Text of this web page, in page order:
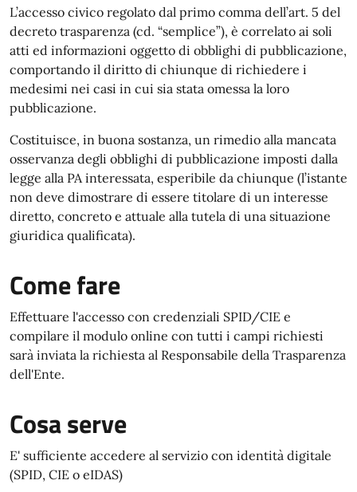
L’accesso civico regolato dal primo comma dell’art. 5 del
decreto trasparenza (cd. “semplice”), è correlato ai soli
atti ed informazioni oggetto di obblighi di pubblicazione,
comportando il diritto di chiunque di richiedere i
medesimi nei casi in cui sia stata omessa la loro
pubblicazione.
Costituisce, in buona sostanza, un rimedio alla mancata
osservanza degli obblighi di pubblicazione imposti dalla
legge alla PA interessata, esperibile da chiunque (l’istante
non deve dimostrare di essere titolare di un interesse
diretto, concreto e attuale alla tutela di una situazione
giuridica qualificata).
Come fare
Effettuare l'accesso con credenziali SPID/CIE e
compilare il modulo online con tutti i campi richiesti
sarà inviata la richiesta al Responsabile della Trasparenza
dell'Ente.
Cosa serve
E' sufficiente accedere al servizio con identità digitale
(SPID, CIE o eIDAS)